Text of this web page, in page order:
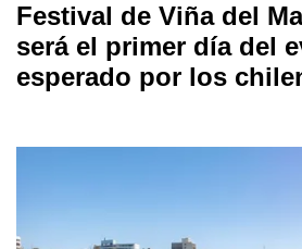
Festival de Viña del
será el primer día del
esperado por los